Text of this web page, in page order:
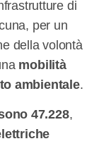
di
per un
della volontà
mobilità
ambientale.
47.228,